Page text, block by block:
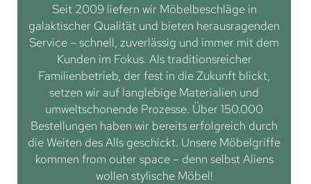
Seit 2009 liefern wir Möbelbeschläge in
galaktischer Qualität und bieten herausragenden
Service – schnell, zuverlässig und immer mit dem
Kunden im Fokus. Als traditionsreicher
Familienbetrieb, der fest in die Zukunft blickt,
setzen wir auf langlebige Materialien und
umweltschonende Prozesse. Über 150.000
Bestellungen haben wir bereits erfolgreich durch
die Weiten des Alls geschickt. Unsere Möbelgriffe
kommen from outer space – denn selbst Aliens
wollen stylische Möbel!